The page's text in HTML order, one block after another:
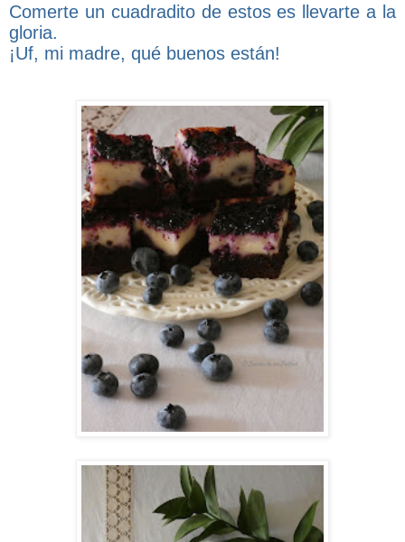
Comerte un cuadradito de estos es llevarte a la
gloria.
¡Uf, mi madre, qué buenos están!